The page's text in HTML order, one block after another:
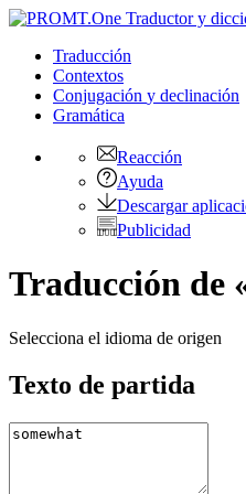
Traducción
Contextos
Conjugación y declinación
Gramática
Reacción
Ayuda
Descargar
Publicidad
Traducción de
Selecciona el idioma de origen
Texto de partida